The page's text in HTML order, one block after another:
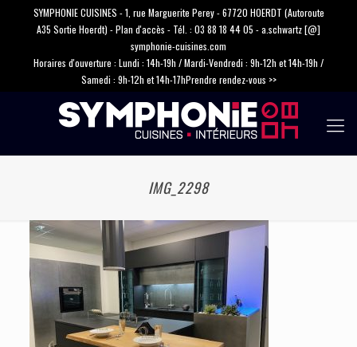
SYMPHONIE CUISINES - 1, rue Marguerite Perey - 67720 HOERDT (Autoroute
A35 Sortie Hoerdt) -Plan d'accès - Tél. : 03 88 18 44 05 -a.schwartz [@]
symphonie-cuisines.com
Horaires d'ouverture : Lundi : 14h-19h / Mardi-Vendredi : 9h-12h et 14h-19h /
Samedi : 9h-12h et 14h-17hPrendre rendez-vous >>
IMG_2298